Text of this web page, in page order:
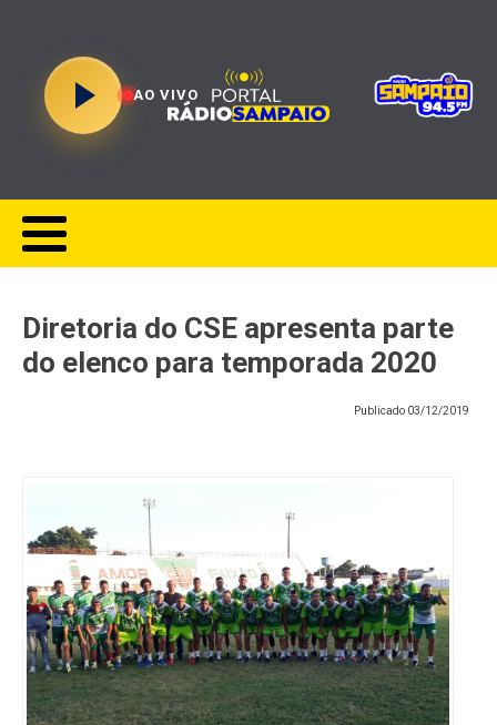
AO VIVO
Diretoria do CSE apresenta parte
do elenco para temporada 2020
Publicado 03/12/2019